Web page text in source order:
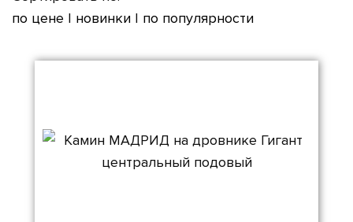
по цене | новинки | по популярности